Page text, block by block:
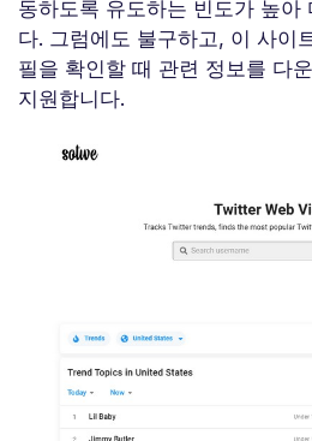
동하도록 유도하는 빈도가 높아
다. 그럼에도 불구하고, 이 사이
필을 확인할 때 관련 정보를 다
지원합니다.